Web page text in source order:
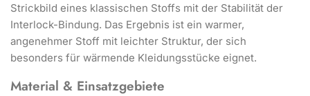
Strickbild eines klassischen Stoffs mit der Stabilität der
Interlock-Bindung. Das Ergebnis ist ein warmer,
angenehmer Stoff mit leichter Struktur, der sich
besonders für wärmende Kleidungsstücke eignet.
Material & Einsatzgebiete